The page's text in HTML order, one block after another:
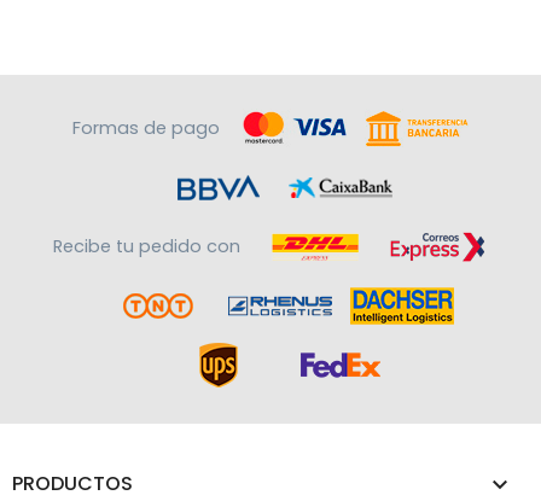
Formas de pago
Recibe tu pedido con
PRODUCTOS 